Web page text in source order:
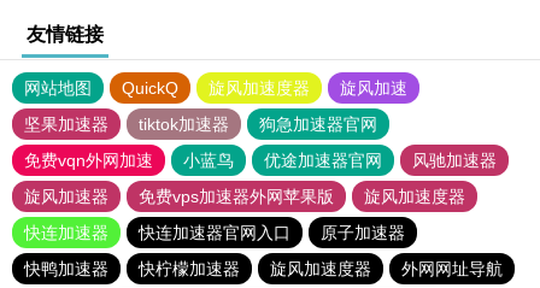
友情链接
网站地图 QuickQ 旋风加速度器
旋风加速
坚果加速器
tiktok加速器
狗急加速器官网
免费vqn外网加速
小蓝鸟 优途加速器官网
风驰加速器
旋风加速器
免费vps加速器外网苹果版
旋风加速度器
快连加速器
快连加速器官网入口
原子加速器
快鸭加速器
快柠檬加速器 旋风加速度器
外网网址导航